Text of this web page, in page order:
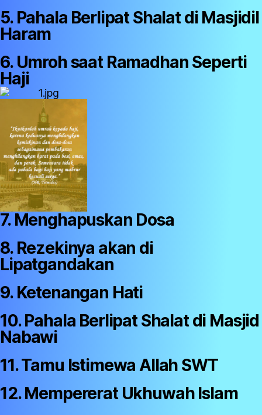
5. Pahala Berlipat Shalat di Masjidil
Haram
6. Umroh saat Ramadhan Seperti
Haji
7. Menghapuskan Dosa
8. Rezekinya akan di
Lipatgandakan
9. Ketenangan Hati
10. Pahala Berlipat Shalat di Masjid
Nabawi
11. Tamu Istimewa Allah SWT
12. Mempererat Ukhuwah Islam